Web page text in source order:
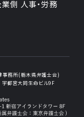
側 人事・労務
事務所(栃木県弁護士会)
宇都宮大同生命ビル9F